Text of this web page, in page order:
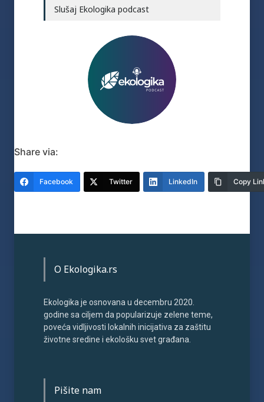
Slušaj Ekologika podcast
Share via:
Facebook Twitter LinkedIn Copy
O Ekologika.rs
Ekologika je osnovana u decembru 2020.
godine sa ciljem da popularizuje zelene teme,
poveća vidljivosti lokalnih inicijativa za zaštitu
životne sredine i ekološku svet građana.
Pišite nam